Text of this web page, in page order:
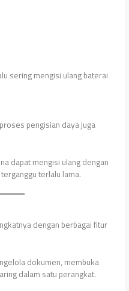
sering mengisi ulang baterai
pengisian daya juga
dapat mengisi ulang dengan
terlalu lama.
dengan berbagai fitur
dokumen, membuka
dalam satu perangkat.